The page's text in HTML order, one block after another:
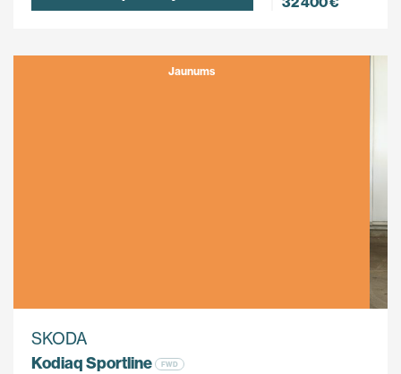
Jaunums
SKODA
Kodiaq Sportline
FWD